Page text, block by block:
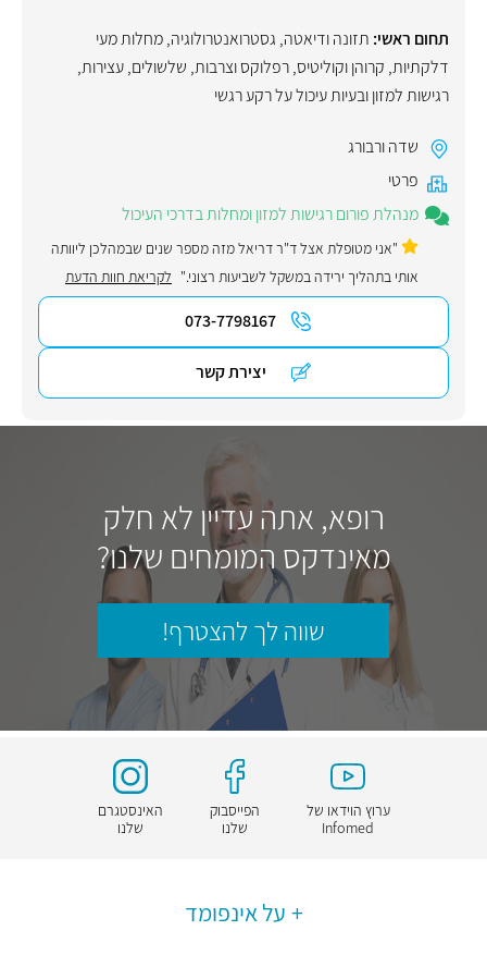
תחום ראשי: תזונה ודיאטה, גסטרואנטרולוגיה,מחלות מעי
דלקתיות, קרוהן וקוליטיס,רפלוקס וצרבות, שלשולים,עצירות,
רגישות למזון ובעיות עיכול על רקע רגשי
שדה ורבורג
פרטי
מנהלת פורום רגישות למזון ומחלות בדרכי העיכול
"אני מטופלת אצל ד"ר דריאל מזה מספר שנים שבמהלכן ליוותה
אותי בתהליך ירידה במשקל לשביעות רצוני." לקריאת חוות הדעת
073-7798167
יצירת קשר
רופא, אתה עדיין לא חלק
מאינדקס המומחים שלנו?
שווה לך להצטרף!
ערוץ הוידאו של
Infomed
הפייסבוק
שלנו
האינסטגרם
שלנו
על אינפומד